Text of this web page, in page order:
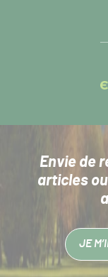
Envie de
articlesou
JE